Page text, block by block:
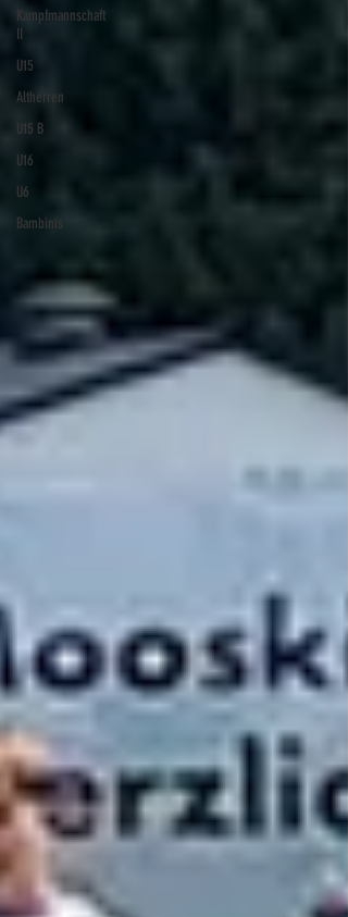
Kampfmannschaft
II
U15
Altherren
U15 B
U16
U6
Bambinis